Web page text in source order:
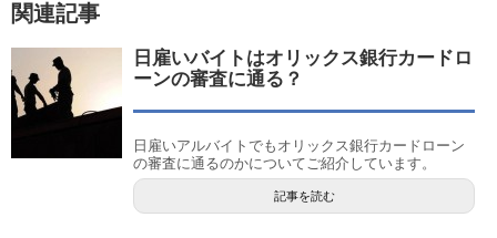
関連記事
日雇いバイトはオリックス銀行カードロ
ーンの審査に通る？
日雇いアルバイトでもオリックス銀行カードローン
の審査に通るのかについてご紹介しています。
記事を読む